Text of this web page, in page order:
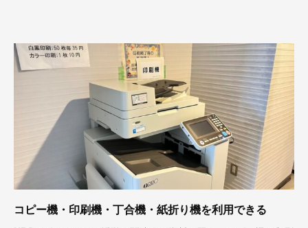
コピー機・印刷機・丁合機・紙折り機を利用できる